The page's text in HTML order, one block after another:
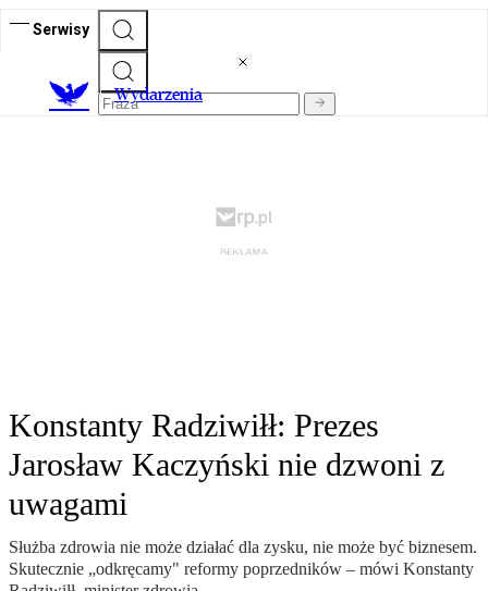
Serwisy
Wydarzenia
Konstanty Radziwiłł: Prezes
Jarosław Kaczyński nie dzwoni z
uwagami
Służba zdrowia nie może działać dla zysku, nie może być biznesem.
Skutecznie „odkręcamy" reformy poprzedników – mówi Konstanty